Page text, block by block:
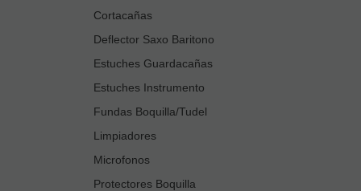
Cortacañas
Deflector Saxo Baritono
Estuches Guardacañas
Estuches Instrumento
Fundas Boquilla/Tudel
Limpiadores
Microfonos
Protectores Boquilla